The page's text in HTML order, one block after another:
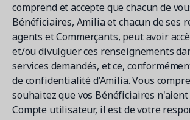
comprend et accepte que chacun de
Bénéficiaires, Amilia et chacun de ses
agents et Commerçants, peut avoir
et/ou divulguer ces renseignements
services demandés, et ce,
de confidentialité d’Amilia. Vous
souhaitez que vos Bénéficiaires n'aient
Compte utilisateur, il est de votre